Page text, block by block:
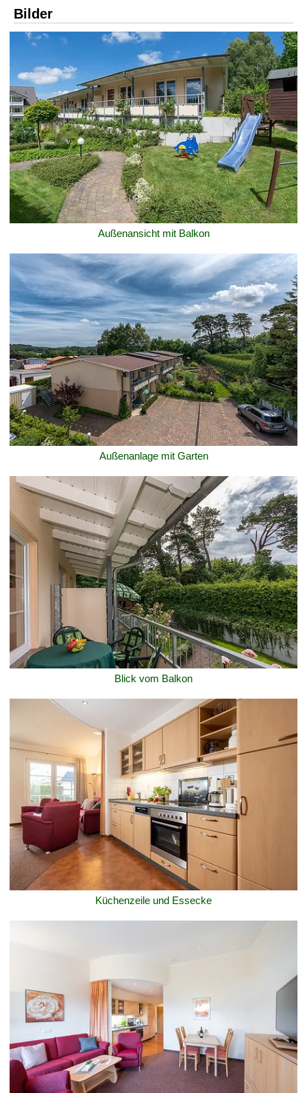
Bilder
Außenansicht mit Balkon
Außenanlage mit Garten
Blick vom Balkon
Küchenzeile und Essecke